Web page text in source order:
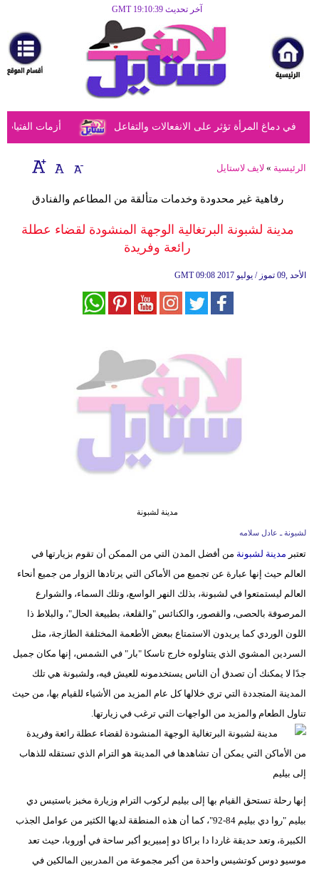
آخر تحديث GMT 19:10:39
مرأة
أزياء
أزياء
إسلامية
ديكور
صحة
أزمات الفتيات المرأة تؤثر على الانفعالات والتفاعل
الرئيسية » لايف لاستايل
رفاهية غير محدودة وخدمات متألقة من المطاعم والفنادق
مدينة لشبونة البرتغالية الوجهة المنشودة لقضاء عطلة
رائعة وفريدة
GMT 09:08 2017 الأحد ,09 تموز / يوليو
مدينة لشبونة
لشبونة ـ عادل سلامه
تعتبر مدينة لشبونة من أفضل المدن التي من الممكن أن تقوم بزيارتها في
العالم حيث إنها عبارة عن تجميع من الأماكن التي يرتادها الزوار من جميع أنحاء
العالم ليستمتعوا في لشبونة، بذلك النهر الواسع، وتلك السماء، والشوارع
المرصوفة بالحصى، والقصور، والكنائس "والقلعة، بطبيعة الحال"، والبلاط ذا
اللون الوردي كما يريدون الاستمتاع ببعض الأطعمة المختلفة الطازجة، مثل
السردين المشوي الذي يتناولوه خارج تاسكا "بار" في الشمس، إنها مكان جميل
جدًا لا يمكنك أن تصدق أن الناس يستخدمونه للعيش فيه، ولشبونة هي تلك
المدينة المتجددة التي تري خلالها كل عام المزيد من الأشياء للقيام بها، من حيث
تناول الطعام والمزيد من الواجهات التي ترغب في زيارتها.
من الأماكن التي يمكن أن تشاهدها في المدينة هو الترام الذي تستقله للذهاب
إلى بيليم
إنها رحلة تستحق القيام بها إلى بيليم لركوب الترام وزيارة مخبز باستيس دي
بيليم "روا دي بيليم 84-92"، كما أن هذه المنطقة لديها الكثير من عوامل الجذب
الكبيرة، وتعد حديقة غاردا دا براكا دو إمبيريو أكبر ساحة في أوروبا، حيث تعد
موسيو دوس كوتشيس واحدة من أكبر مجموعة من المدربين المالكين في